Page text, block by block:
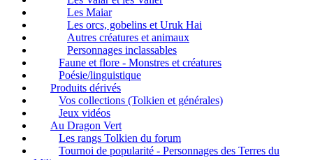
Les Maiar
Les orcs, gobelins et Uruk Hai
Autres créatures et animaux
Personnages inclassables
Faune et flore - Monstres et créatures
Poésie/linguistique
Produits dérivés
Vos collections (Tolkien et générales)
Jeux vidéos
Au Dragon Vert
Les rangs Tolkien du forum
Tournoi de popularité - Personnages des Terres du